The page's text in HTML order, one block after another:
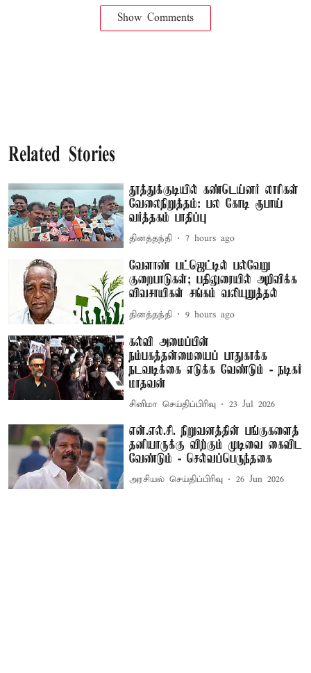
Show Comments
Related Stories
தூத்துக்குடியில் கண்டெய்னர் லாரிகள்
வேலைநிறுத்தம்: பல கோடி ரூபாய்
வர்த்தகம் பாதிப்பு
தினத்தந்தி 7 hours ago
வேளாண் பட்ஜெட்டில் பல்வேறு
குறைபாடுகள்; பதிலுரையில் அறிவிக்க
விவசாயிகள் சங்கம் வலியுறுத்தல்
தினத்தந்தி 9 hours ago
கல்வி அமைப்பின்
நம்பகத்தன்மையைப் பாதுகாக்க
நடவடிக்கை எடுக்க வேண்டும் - நடிகர்
மாதவன்
சினிமா செய்திப்பிரிவு 23 Jul 2026
என்.எல்.சி. நிறுவனத்தின் பங்குகளைத்
தனியாருக்கு விற்கும் முடிவை கைவிட
வேண்டும் - செல்வப்பெருந்தகை
அரசியல் செய்திப்பிரிவு 26 Jun 2026